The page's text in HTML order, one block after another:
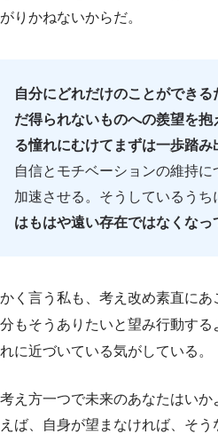
がりかねないからだ。
自分にどれだけのことができ
だ得られないものへの羨望を抱
る憧れにむけてまずは一歩踏み
自信とモチベーションの維持
加速させる。そうしているうち
はもはや遠い存在ではなくなっ
かく言う私も、考え改め素直に
分もそうありたいと望み行動す
れに近づいている気がしている。
考え方一つで未来のあなたはい
えば、自身が望まなければ、そ